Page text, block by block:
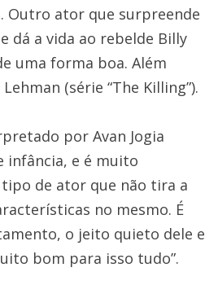
Outro ator que surpreende
dá a vida ao rebelde Billy
uma forma boa. Além
(série “The Killing”).
por Avan Jogia
infância, e é muito
de ator que não tira a
no mesmo. É
o jeito quieto dele e
bom para isso tudo”.